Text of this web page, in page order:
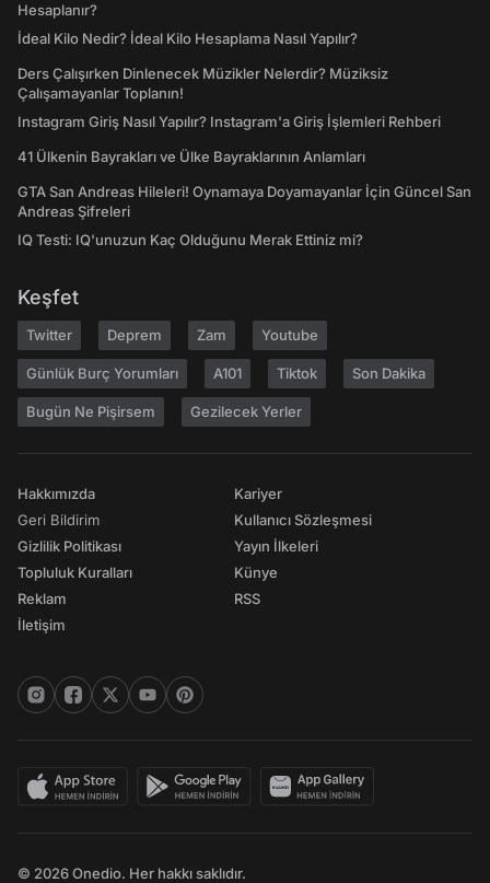
Hesaplanır?
İdeal Kilo Nedir? İdeal Kilo Hesaplama Nasıl Yapılır?
Ders Çalışırken Dinlenecek Müzikler Nelerdir? Müziksiz
Çalışamayanlar Toplanın!
Instagram Giriş Nasıl Yapılır? Instagram'a Giriş İşlemleri Rehberi
41 Ülkenin Bayrakları ve Ülke Bayraklarının Anlamları
GTA San Andreas Hileleri! Oynamaya Doyamayanlar İçin Güncel San
Andreas Şifreleri
IQ Testi: IQ'unuzun Kaç Olduğunu Merak Ettiniz mi?
Keşfet
Twitter Deprem Zam Youtube
Günlük Burç Yorumları A101 Tiktok Son Dakika
Bugün Ne Pişirsem Gezilecek Yerler
Hakkımızda
Geri Bildirim
Gizlilik Politikası
Topluluk Kuralları
Reklam
İletişim
Kariyer
Kullanıcı Sözleşmesi
Yayın İlkeleri
Künye
RSS
© 2026 Onedio. Her hakkı saklıdır.